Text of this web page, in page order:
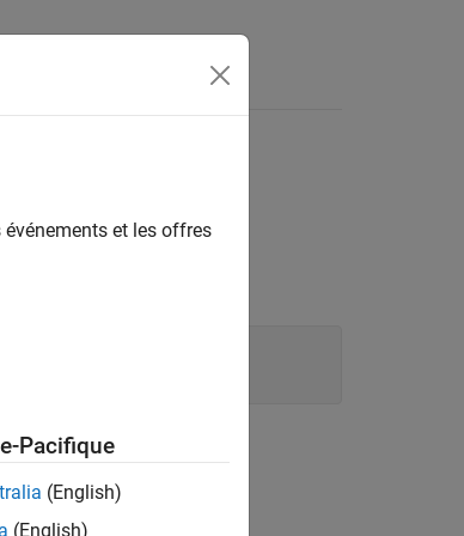
et les offres
Pacifique
(English)
(English)